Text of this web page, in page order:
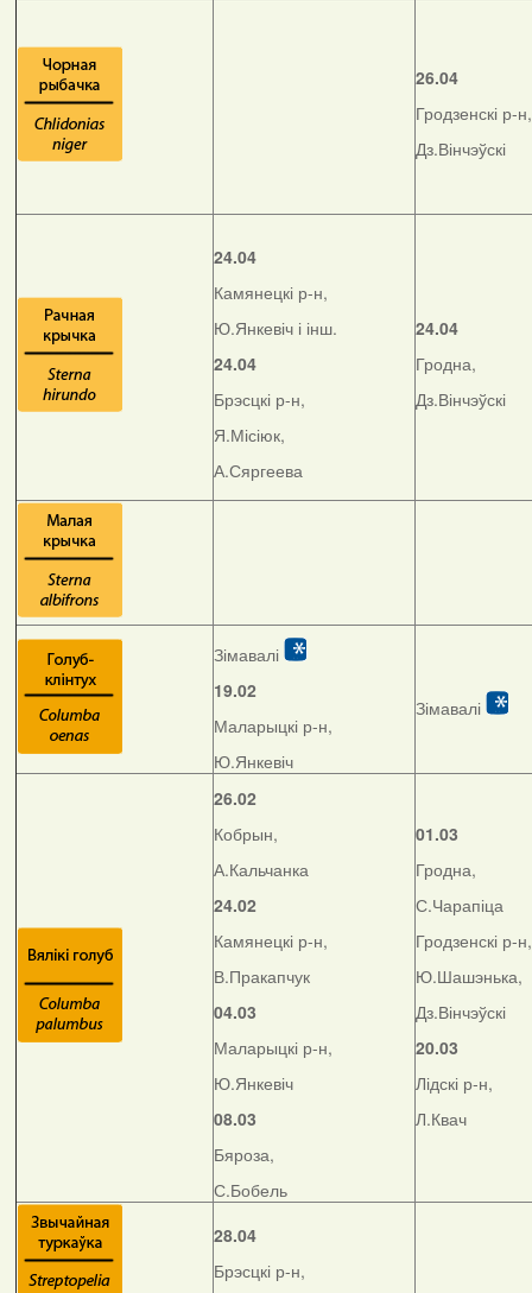
26.04
Гродзенскі р-н,
Дз.Вінчэўскі
24.04
Камянецкі р-н,
Ю.Янкевіч і інш.
24.04
Брэсцкі р-н,
Я.Місіюк,
А.Сяргеева
24.04
Гродна,
Дз.Вінчэўскі
Зімавалі
19.02
Маларыцкі р-н,
Ю.Янкевіч
Зімавалі
26.02
Кобрын,
А.Кальчанка
24.02
Камянецкі р-н,
В.Пракапчук
04.03
Маларыцкі р-н,
Ю.Янкевіч
08.03
Бяроза,
С.Бобель
01.03
Гродна,
С.Чарапіца
Гродзенскі р-н,
Ю.Шашэнька,
Дз.Вінчэўскі
20.03
Лідскі р-н,
Л.Квач
28.04
Брэсцкі р-н,